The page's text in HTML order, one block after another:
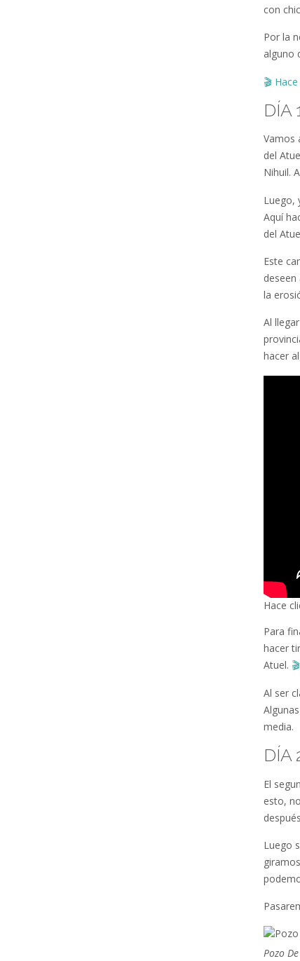
con
Por la
alguno
🎬
DÍA
Vamos
del
Nihuil.
Luego,
Aquí
del
Este
la
Al
hacer
Hace
Para
hacer
Atuel. 🎬
Al ser
media.
DÍA
El
esto,
Luego
Pozo